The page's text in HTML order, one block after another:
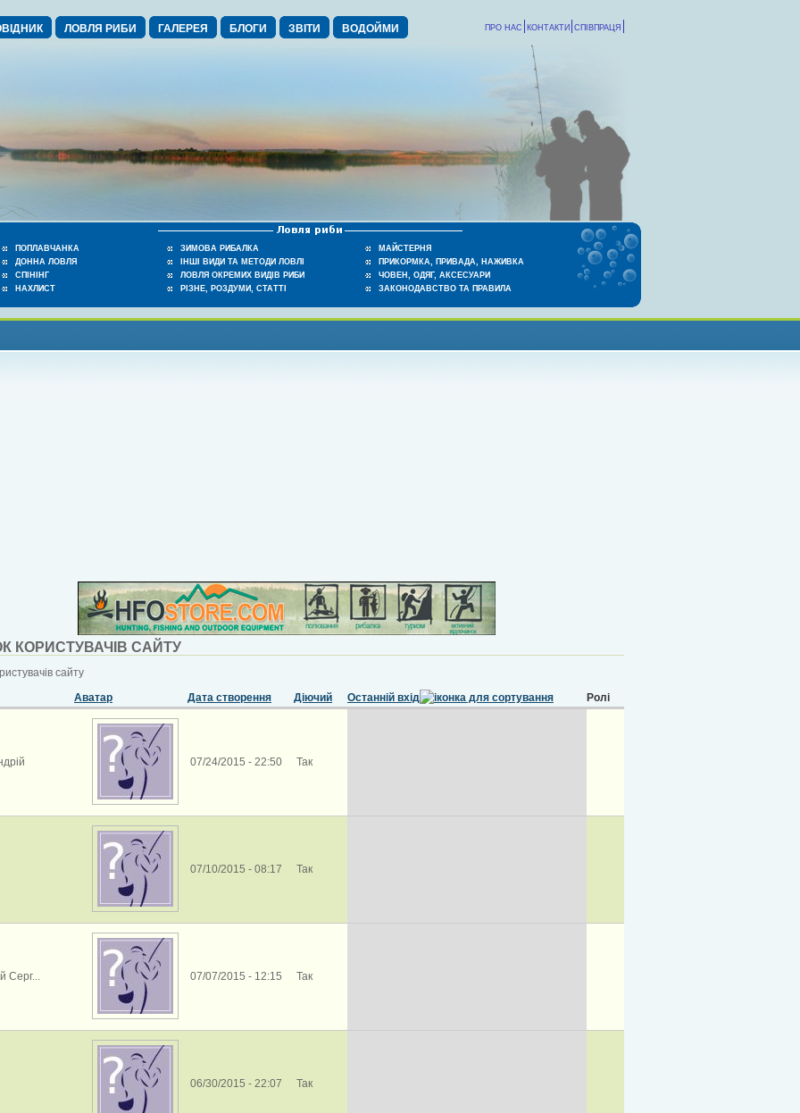
ЛОВЛЯ РИБИ ГАЛЕРЕЯ БЛОГИ ЗВІТИ ВОДОЙМИ СПІВПРАЦЯ
КОНТАКТИ
ПРО НАС
ПОПЛАВЧАНКА
ДОННА ЛОВЛЯ
СПІНІНГ
НАХЛИСТ
ЗИМОВА РИБАЛКА
ІНШІ ВИДИ ТА МЕТОДИ ЛОВЛІ
ЛОВЛЯ ОКРЕМИХ ВИДІВ РИБИ
РІЗНЕ, РОЗДУМИ, СТАТТІ
МАЙСТЕРНЯ
ПРИКОРМКА, ПРИВАДА, НАЖИВКА
ЧОВЕН, ОДЯГ, АКСЕСУАРИ
ЗАКОНОДАВСТВО ТА ПРАВИЛА
КОРИСТУВАЧІВ САЙТУ
сайту
Аватар Дата створення Діючий Останній вхід Ролі
07/24/2015 - 22:50 Так
07/10/2015 - 08:17 Так
Серг... 07/07/2015 - 12:15 Так
06/30/2015 - 22:07 Так